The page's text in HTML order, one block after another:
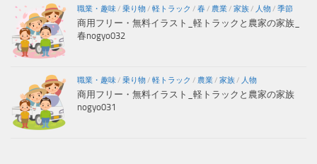
職業・趣味/ 乗り物/ 軽トラック / 春/ 農業/ 家族/ 人物/ 季節
商用フリー・無料イラスト_軽トラックと農家の家族_
春nogyo032
職業・趣味/ 乗り物/ 軽トラック / 農業/ 家族/ 人物
商用フリー・無料イラスト_軽トラックと農家の家族
nogyo031